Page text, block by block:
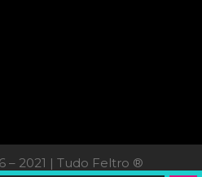
– 2021 | Tudo Feltro ®